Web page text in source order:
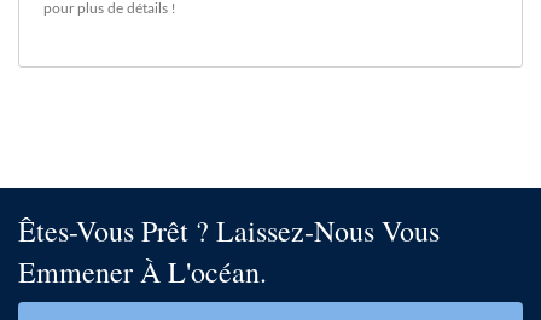
pour plus de détails !
Êtes-Vous Prêt ? Laissez-Nous Vous
Emmener À L'océan.